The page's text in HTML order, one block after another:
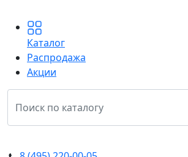
Каталог
Распродажа
Акции